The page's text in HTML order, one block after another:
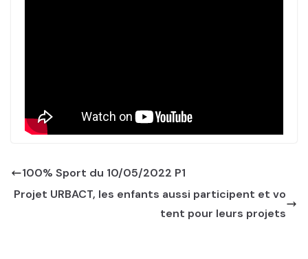
100% Sport du 10/05/2022 P1
Projet URBACT, les enfants aussi participent et vo
tent pour leurs projets